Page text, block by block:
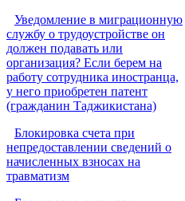
Уведомление в миграционную
службу о трудоустройстве он
должен подавать или
организация? Если берем на
работу сотрудника иностранца,
у него приобретен патент
(гражданин Таджикистана)
Блокировка счета при
непредоставлении сведений о
начисленных взносах на
травматизм